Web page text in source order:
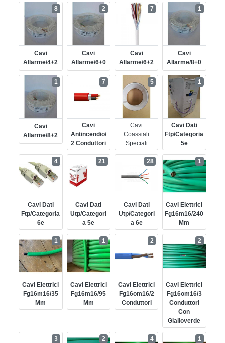
Cavi
Allarme/4+2
8
Cavi
Allarme/6+0
2
Cavi
Allarme/6+2
7
Cavi
Allarme/8+0
1
Cavi
Allarme/8+2
1
Cavi
Antincendio/
2 Conduttori
7
Cavi
Coassiali
Speciali
5
Cavi Dati
Ftp/categoria
5e
1
Cavi Dati
Ftp/categoria
6e
4
Cavi Dati
Utp/categori
A 5e
21
Cavi Dati
Utp/categori
A 6e
28
Cavi Elettrici
Fg16m16/240
Mm
1
Cavi Elettrici
Fg16m16/35
Mm
1
Cavi Elettrici
Fg16m16/95
Mm
1
Cavi Elettrici
Fg16om16/2
Conduttori
2
Cavi Elettrici
Fg16om16/3
Conduttori
Con
Gialloverde
2
3 2 4 1